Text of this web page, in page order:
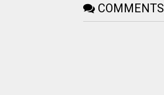
COMMENTS